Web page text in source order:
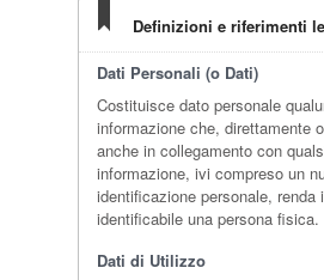
Definizioni e riferimenti
Dati Personali (o Dati)
Costituisce dato personale
informazione che, direttamente
anche in collegamento con
informazione, ivi compreso un
identificazione personale, renda
identificabile una persona fisica.
Dati di Utilizzo